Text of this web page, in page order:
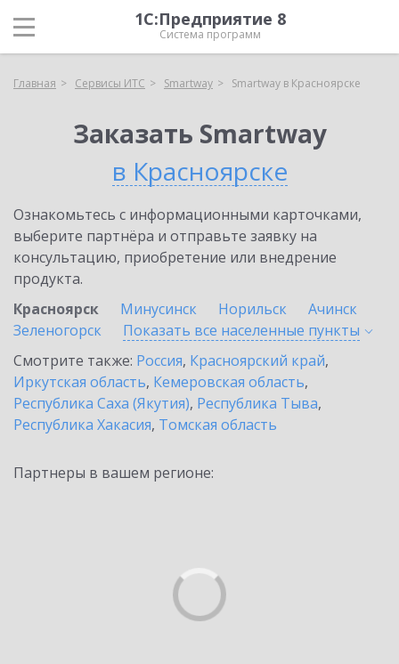
1С:Предприятие 8
Система программ
Главная Сервисы ИТС Smartway Smartway в Красноярске
Заказать Smartway
в Красноярске
Ознакомьтесь с информационными карточками,
выберите партнёра и отправьте заявку на
консультацию, приобретение или внедрение
продукта.
Красноярск
Минусинск Норильск
Ачинск
Зеленогорск
Показать все населенные пункты
Смотрите также: Россия, Красноярский край,
Иркутская область, Кемеровская область,
Республика Саха (Якутия), Республика Тыва,
Республика Хакасия, Томская область
Партнеры в вашем регионе: